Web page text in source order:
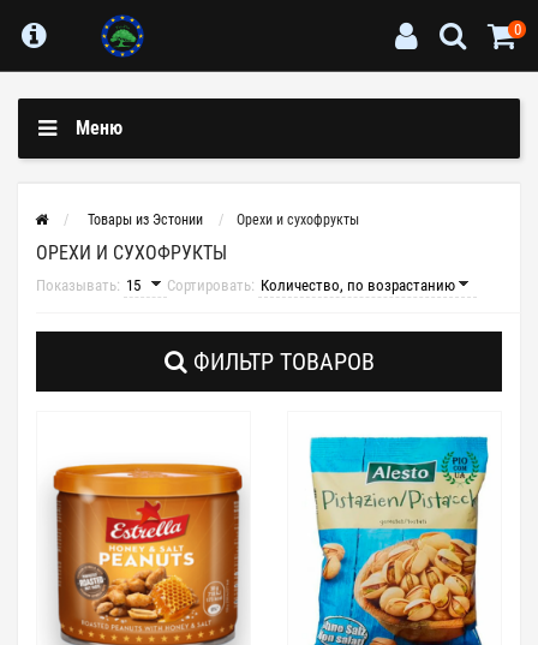
0
Меню
Товары из Эстонии Орехи и сухофрукты
ОРЕХИ И СУХОФРУКТЫ
Показывать: Сортировать:
ФИЛЬТР ТОВАРОВ